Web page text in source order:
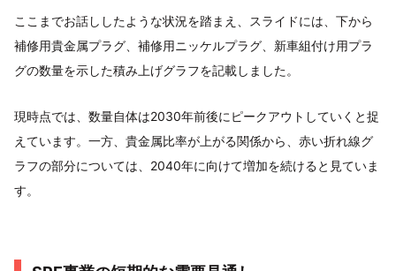
ここまでお話ししたような状況を踏まえ、スライドには、下から
補修用貴金属プラグ、補修用ニッケルプラグ、新車組付け用プラ
グの数量を示した積み上げグラフを記載しました。
現時点では、数量自体は2030年前後にピークアウトしていくと捉
えています。一方、貴金属比率が上がる関係から、赤い折れ線グ
ラフの部分については、2040年に向けて増加を続けると見ていま
す。